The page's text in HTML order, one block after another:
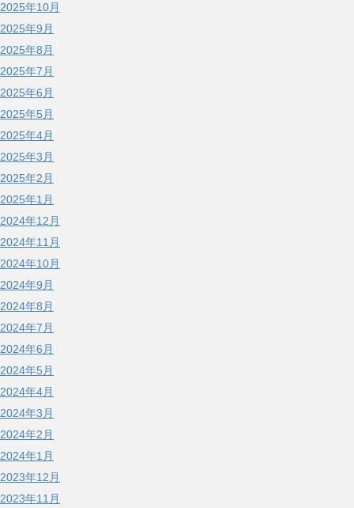
2025年10月
2025年9月
2025年8月
2025年7月
2025年6月
2025年5月
2025年4月
2025年3月
2025年2月
2025年1月
2024年12月
2024年11月
2024年10月
2024年9月
2024年8月
2024年7月
2024年6月
2024年5月
2024年4月
2024年3月
2024年2月
2024年1月
2023年12月
2023年11月